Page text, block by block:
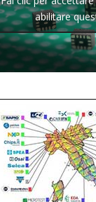
abilitare